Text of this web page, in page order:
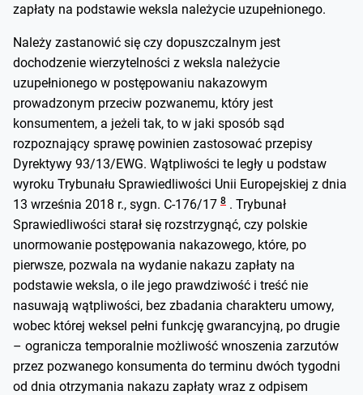
zapłaty na podstawie weksla należycie uzupełnionego.
Należy zastanowić się czy dopuszczalnym jest
dochodzenie wierzytelności z weksla należycie
uzupełnionego w postępowaniu nakazowym
prowadzonym przeciw pozwanemu, który jest
konsumentem, a jeżeli tak, to w jaki sposób sąd
rozpoznający sprawę powinien zastosować przepisy
Dyrektywy 93/13/EWG. Wątpliwości te legły u podstaw
wyroku Trybunału Sprawiedliwości Unii Europejskiej z dnia
13 września 2018 r., sygn. C-176/17 8 . Trybunał
Sprawiedliwości starał się rozstrzygnąć, czy polskie
unormowanie postępowania nakazowego, które, po
pierwsze, pozwala na wydanie nakazu zapłaty na
podstawie weksla, o ile jego prawdziwość i treść nie
nasuwają wątpliwości, bez zbadania charakteru umowy,
wobec której weksel pełni funkcję gwarancyjną, po drugie
– ogranicza temporalnie możliwość wnoszenia zarzutów
przez pozwanego konsumenta do terminu dwóch tygodni
od dnia otrzymania nakazu zapłaty wraz z odpisem